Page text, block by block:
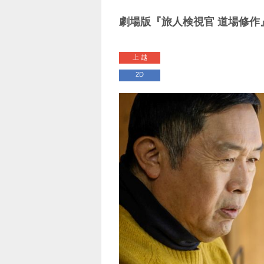
劇場版『旅人検視官 道場修作
上 越
2D